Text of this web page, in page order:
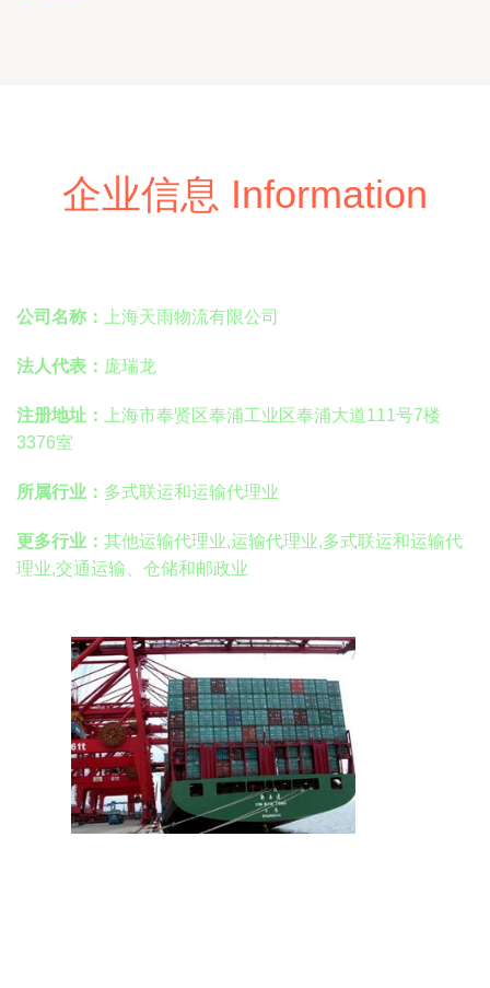
企业信息 Information
公司名称： 上海天雨物流有限公司
法人代表： 庞瑞龙
注册地址：
上海市奉贤区奉浦工业区奉浦大道111号7楼
3376室
所属行业： 多式联运和运输代理业
更多行业： 其他运输代理业,运输代理业,多式联运和运输代
理业,交通运输、仓储和邮政业